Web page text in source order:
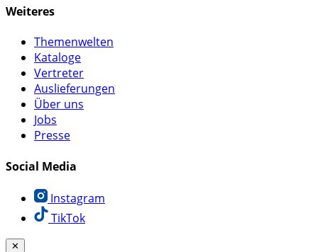
Weiteres
Themenwelten
Kataloge
Vertreter
Auslieferungen
Über uns
Jobs
Presse
Social Media
Instagram
TikTok
✕